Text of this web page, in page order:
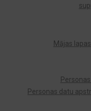
Mājas
Personas datu